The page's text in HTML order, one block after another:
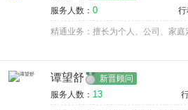
服务人数： 0 行
精通业务：擅长为个人、公司、家
谭望舒 新晋顾问
服务人数： 13